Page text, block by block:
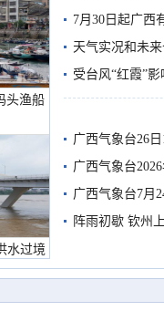
头渔船
水过境
7月30日起广西
天气实况和未
受台风“红霞”
有较强降雨
广西气象台26
广西气象台
预警
广西气象台7月
阵雨初歇 钦州